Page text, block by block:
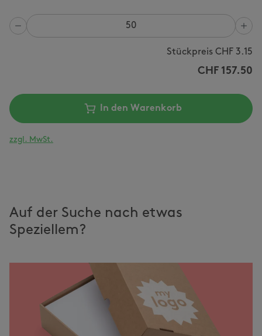
Anzahl
Stückpreis CHF 3.15
CHF 157.50
In den Warenkorb
zzgl. MwSt.
Auf der Suche nach etwas
Speziellem?